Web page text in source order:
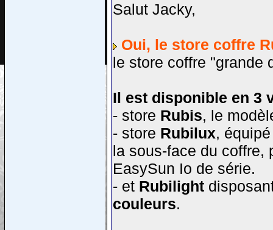
Salut Jacky,
Oui, le store coffre
le store coffre "grande
Il est disponible en 3
- store Rubis, le
- store Rubilux,
la sous-face du coffre,
EasySun Io de série.
- et Rubilight
couleurs.